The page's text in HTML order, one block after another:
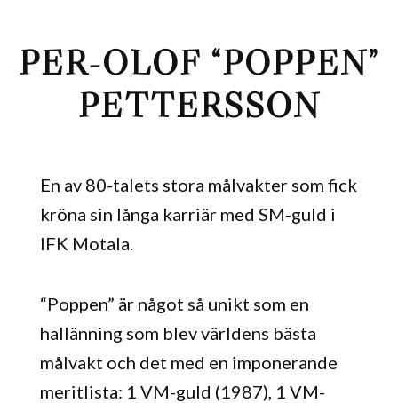
PER-OLOF “POPPEN”
PETTERSSON
En av 80-talets stora målvakter som fick
kröna sin långa karriär med SM-guld i
IFK Motala.
“Poppen” är något så unikt som en
hallänning som blev världens bästa
målvakt och det med en imponerande
meritlista: 1 VM-guld (1987), 1 VM-